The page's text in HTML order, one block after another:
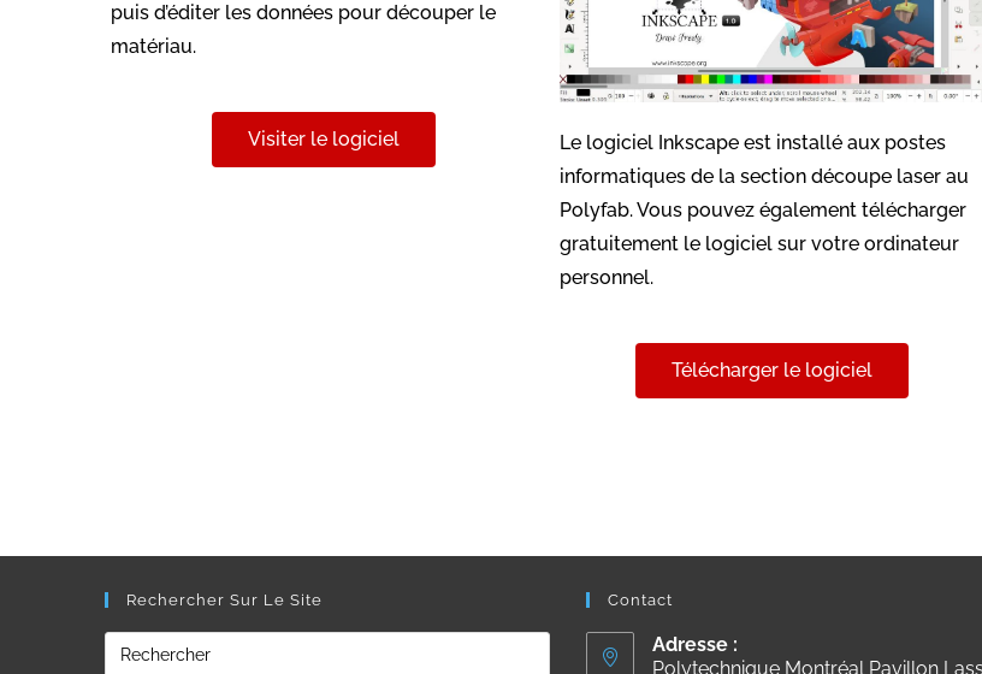
puis d’éditer les données pour découper le
matériau.
Visiter le logiciel
Le logiciel Inkscape est installé aux postes
informatiques de la section découpe laser au
Polyfab. Vous pouvez également télécharger
gratuitement le logiciel sur votre ordinateur
personnel.
Télécharger le logiciel
Rechercher Sur Le Site Contact
Adresse :
Polytechnique Montréal Pavillon